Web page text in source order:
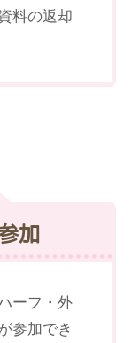
料の返却
加
ーフ・外
参加でき